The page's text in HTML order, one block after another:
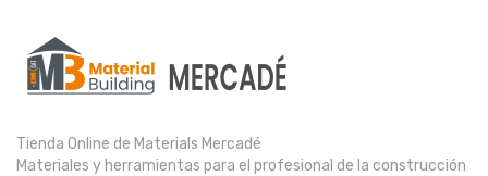
Tienda Online de Materials Mercadé
Materiales y herramientas para el profesional de la construcción